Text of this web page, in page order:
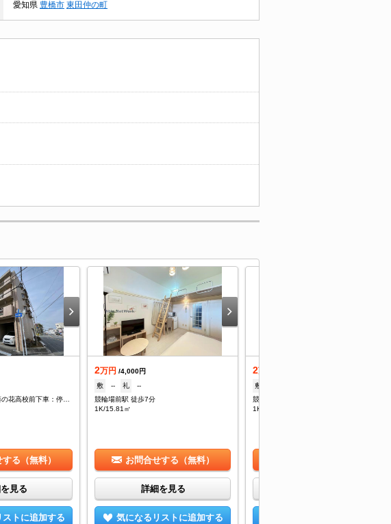
愛知県 豊橋市 東田仲の町
豊橋駅 バス14分 藤の花高校前下車：停歩15分
る（無料）
見る
トに追加する
2万円 /4,000円
敷
-- 礼
--
競輪場前駅 徒歩7分
1K/15.81㎡
お問合せする（無料）
詳細を見る
気になるリストに追加する
2
敷
競輪場前駅 徒歩7分
1K/15.81㎡